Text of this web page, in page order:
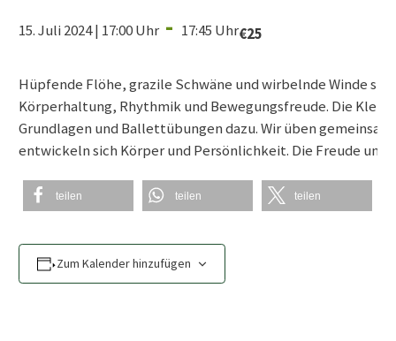
15. Juli 2024 | 17:00 Uhr- 17:45 Uhr€25
Hüpfende Flöhe, grazile Schwäne und wirbelnde Winde
Körperhaltung, Rhythmik und Bewegungsfreude. Die
Grundlagen und Ballettübungen dazu. Wir üben
entwickeln sich Körper und Persönlichkeit. Die Freude und
teilen teilen teilen
Zum Kalender hinzufügen